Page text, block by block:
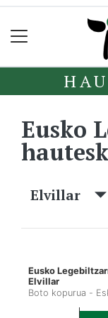
Eusko
Elvillar
Eusko
Elvillar
Boto kopurua -